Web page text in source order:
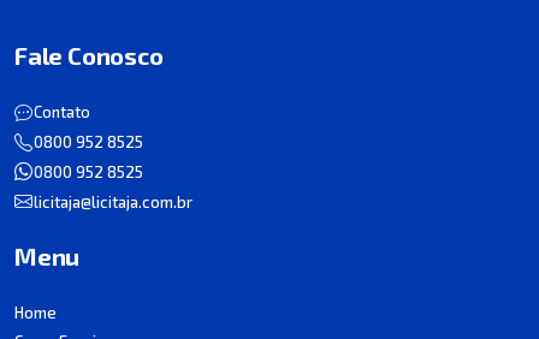
Fale Conosco
Contato
0800 952 8525
0800 952 8525
licitaja@licitaja.com.br
Menu
Home